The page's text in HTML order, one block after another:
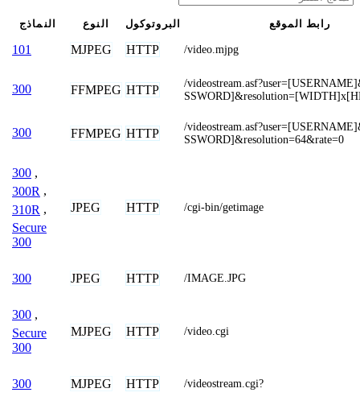
النماذج النوع البروتوكول رابط الموقع
101 MJPEG HTTP /video.mjpg
300 FFMPEG HTTP
/
300 FFMPEG HTTP
/
SSWORD]&resolution=64&rate=0
300 ,
300R ,
310R ,
Secure
300
JPEG HTTP /cgi-bin/getimage
300 JPEG HTTP /IMAGE.JPG
300 ,
Secure
300
MJPEG HTTP /video.cgi
300 MJPEG HTTP /videostream.cgi?